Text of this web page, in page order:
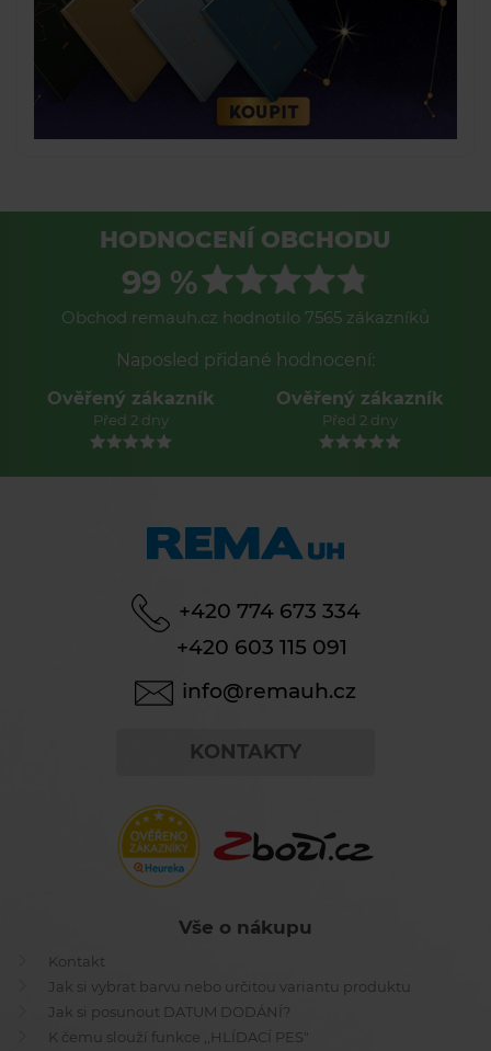
HODNOCENÍ OBCHODU
99 %
Obchod remauh.cz hodnotilo 7565 zákazníků
Naposled přidané hodnocení:
Ověřený zákazník
Před 2 dny
Ověřený zákazník
Před 2 dny
+420 774 673 334
+420 603 115 091
info@remauh.cz
KONTAKTY
Vše o nákupu
Kontakt
Jak si vybrat barvu nebo určitou variantu produktu
Jak si posunout DATUM DODÁNÍ?
K čemu slouží funkce ,,HLÍDACÍ PES"